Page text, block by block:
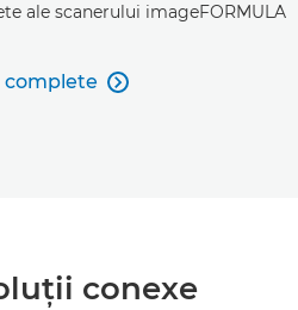
ale scanerului imageFORMULA
complete 
conexe